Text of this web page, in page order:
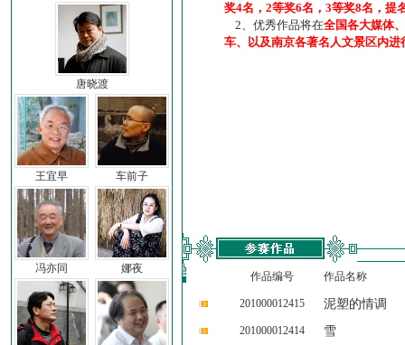
唐晓渡
王宜早 车前子
冯亦同 娜夜
奖4名，2等奖6名，3等奖8名，提
2、优秀作品将在全国各大媒体
车、以及南京各著名人文景区内进
作品编号 作品名称
201000012415 泥塑的情调
201000012414 雪